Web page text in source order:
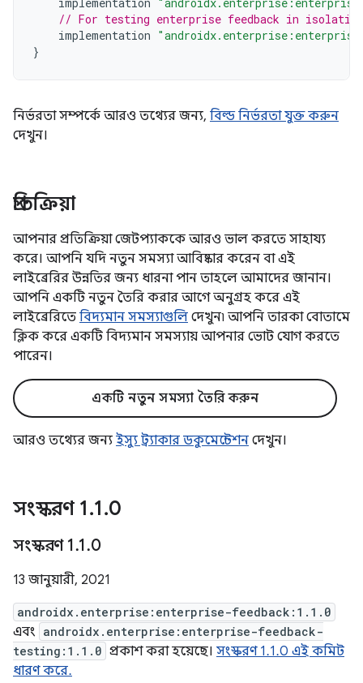
// For testing enterprise feedback in isolation
implementation
}
নির্ভরতা সম্পর্কে আরও তথ্যের জন্য, বিল্ড নির্ভরতা যুক্ত করুন
দেখুন।
প্রতিক্রিয়া
আপনার প্রতিক্রিয়া জেটপ্যাককে আরও ভাল করতে সাহায্য
করে। আপনি যদি নতুন সমস্যা আবিষ্কার করেন বা এই
লাইব্রেরির উন্নতির জন্য ধারনা পান তাহলে আমাদের জানান।
আপনি একটি নতুন তৈরি করার আগে অনুগ্রহ করে এই
লাইব্রেরিতে বিদ্যমান সমস্যাগুলি দেখুন৷ আপনি তারকা বোতামে
ক্লিক করে একটি বিদ্যমান সমস্যায় আপনার ভোট যোগ করতে
পারেন।
একটি নতুন সমস্যা তৈরি করুন
আরও তথ্যের জন্য ইস্যু ট্র্যাকার ডকুমেন্টেশন দেখুন।
সংস্করণ 1.1.0
সংস্করণ 1.1.0
13 জানুয়ারী, 2021
androidx.enterprise:enterprise-feedback:1.1.0
এবং androidx.enterprise:enterprise-feedback-
testing:1.1.0 প্রকাশ করা হয়েছে। সংস্করণ 1.1.0 এই কমিট
ধারণ করে.